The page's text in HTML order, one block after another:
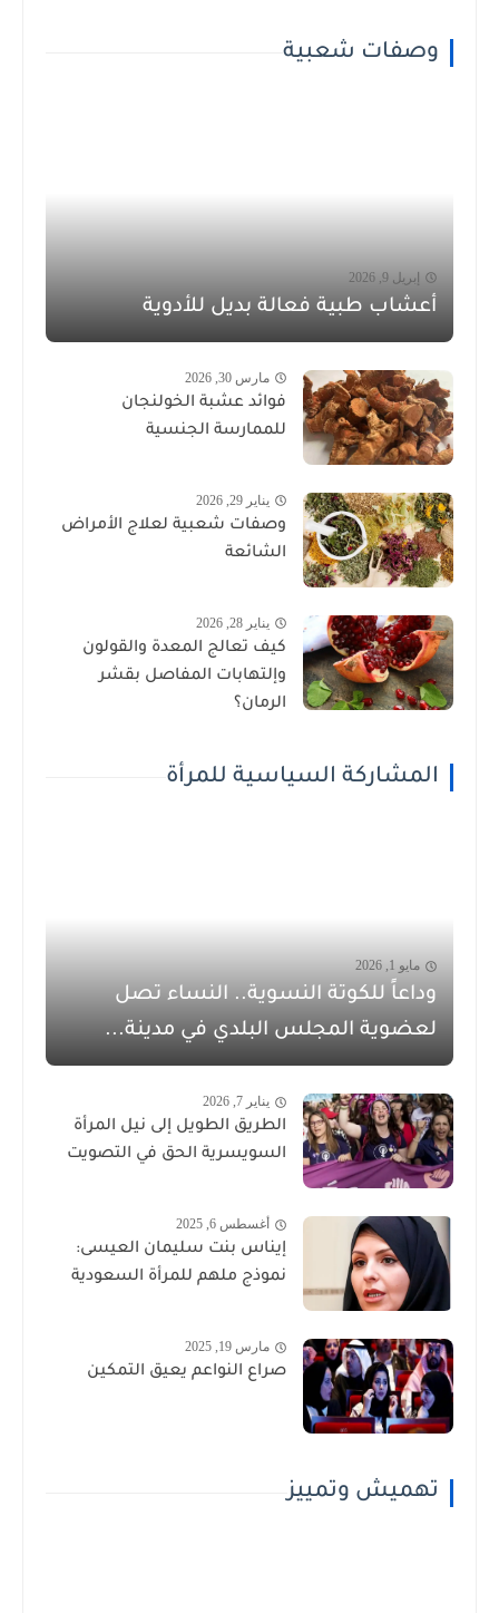
وصفات شعبية
إبريل 9, 2026
أعشاب طبية فعالة بديل للأدوية
مارس 30, 2026
فوائد عشبة الخولنجان
للممارسة الجنسية
يناير 29, 2026
وصفات شعبية لعلاج الأمراض
الشائعة
يناير 28, 2026
كيف تعالج المعدة والقولون
وإلتهابات المفاصل بقشر
الرمان؟
المشاركة السياسية للمرأة
مايو 1, 2026
وداعاً للكوتة النسوية.. النساء تصل
لعضوية المجلس البلدي في مدينة...
يناير 7, 2026
الطريق الطويل إلى نيل المرأة
السويسرية الحق في التصويت
أغسطس 6, 2025
إيناس بنت سليمان العيسى:
نموذج ملهم للمرأة السعودية
مارس 19, 2025
صراع النواعم يعيق التمكين
تهميش وتمييز